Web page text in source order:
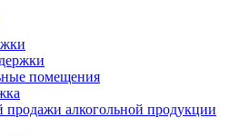
помещения
алкогольной продукции